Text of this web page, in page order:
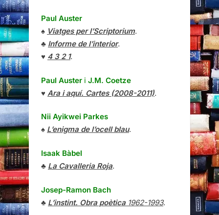
Paul Auster
♠ Viatges per l’Scriptorium.
♣ Informe de l’interior.
♥ 4 3 2 1.
Paul Auster i J.M. Coetze
♥ Ara i aquí. Cartes (2008-2011).
Nii Ayikwei Parkes
♠ L’enigma de l’ocell blau.
Isaak Bàbel
♣ La Cavalleria Roja.
Josep-Ramon Bach
♣ L’instint. Obra poètica1962-1993.